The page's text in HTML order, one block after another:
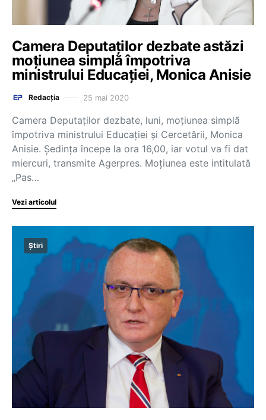
Camera Deputaților dezbate astăzi
moțiunea simplă împotriva
ministrului Educației, Monica Anisie
Redacția 25 mai 2020
Camera Deputaţilor dezbate, luni, moţiunea simplă
împotriva ministrului Educaţiei şi Cercetării, Monica
Anisie. Şedinţa începe la ora 16,00, iar votul va fi dat
miercuri, transmite Agerpres. Moţiunea este intitulată
„Pas…
Vezi articolul
Știri